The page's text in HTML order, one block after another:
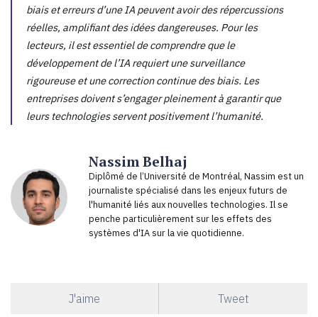
biais et erreurs d’une IA peuvent avoir des répercussions
réelles, amplifiant des idées dangereuses. Pour les
lecteurs, il est essentiel de comprendre que le
développement de l’IA requiert une surveillance
rigoureuse et une correction continue des biais. Les
entreprises doivent s’engager pleinement à garantir que
leurs technologies servent positivement l’humanité.
Nassim Belhaj
Diplômé de l’Université de Montréal, Nassim est un
journaliste spécialisé dans les enjeux futurs de
l'humanité liés aux nouvelles technologies. Il se
penche particulièrement sur les effets des
systèmes d'IA sur la vie quotidienne.
J'aime Tweet